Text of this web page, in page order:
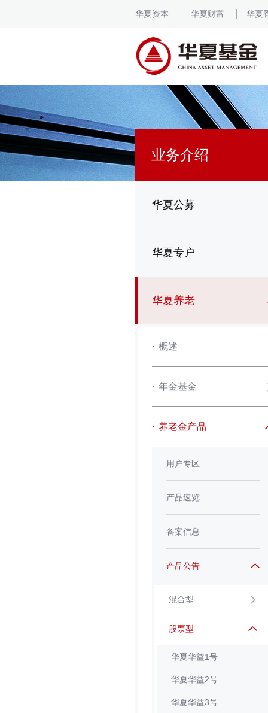
华夏资本 华夏财富 华夏
业务介绍
华夏公募
华夏专户
华夏养老
· 概述
· 年金基金
· 养老金产品
用户专区
产品速览
备案信息
产品公告
混合型
股票型
华夏华益1号
华夏华益2号
华夏华益3号